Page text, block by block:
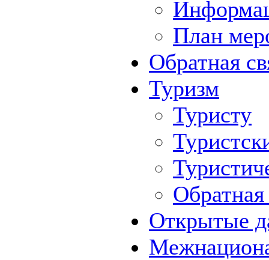
План
Обратная
Туризм
Туристу
Обратная
Открытые